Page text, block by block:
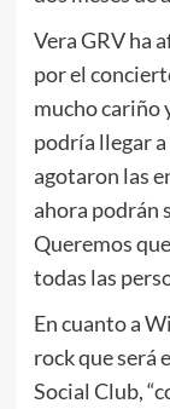
Vera GRV ha
por el
mucho cariño
podría llegar
agotaron las
ahora podrán
Queremos
todas las
En cuanto a
rock que será
Social Club,